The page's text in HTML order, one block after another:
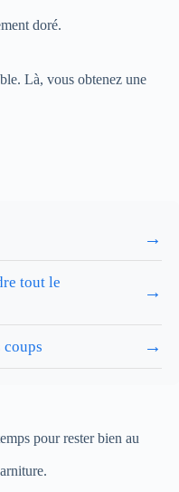
doré.
Là, vous obtenez une
→
tout le
→
coups →
pour rester bien au